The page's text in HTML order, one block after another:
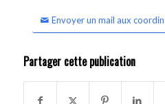
Envoyer un mail aux
Partager cette publication